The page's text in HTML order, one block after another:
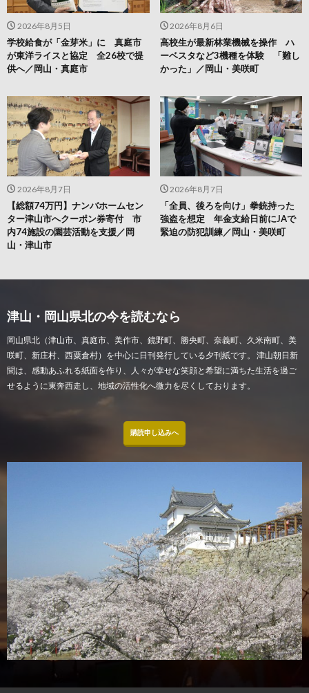
2026年8月7日
「全員、後ろを向け」拳銃持った
強盗を想定 年金支給日前にJAで
緊迫の防犯訓練／岡山・美咲町
2026年8月7日
【総額74万円】ナンバホームセン
ター津山市へクーポン券寄付 市
内74施設の園芸活動を支援／岡
山・津山市
2026年8月6日
高校生が最新林業機械を操作 ハ
ーベスタなど3機種を体験 「難し
かった」／岡山・美咲町
2026年8月5日
学校給食が「金芽米」に 真庭市
が東洋ライスと協定 全26校で提
供へ／岡山・真庭市
津山・岡山県北の今を読むなら
岡山県北（津山市、真庭市、美作市、鏡野町、勝央町、奈義町、久米南町、美
咲町、新庄村、西粟倉村）を中心に日刊発行している夕刊紙です。 津山朝日新
聞は、感動あふれる紙面を作り、人々が幸せな笑顔と希望に満ちた生活を過ご
せるように東奔西走し、地域の活性化へ微力を尽くしております。
購読申し込みへ